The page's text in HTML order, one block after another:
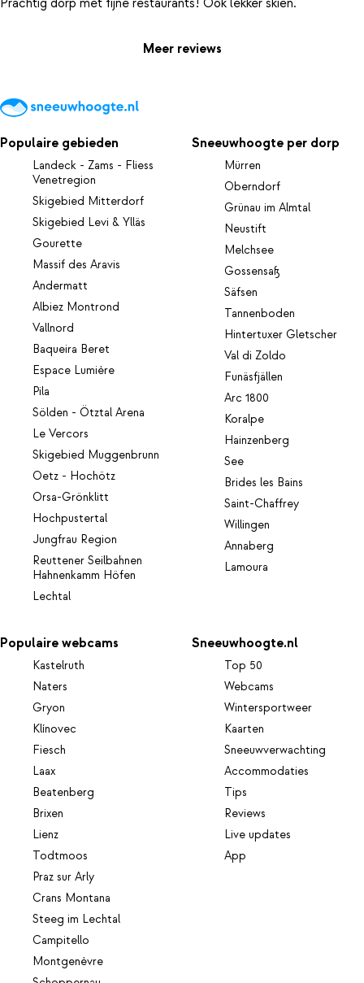
Meer reviews
Populaire gebieden
Landeck - Zams - Fliess
Venetregion
Skigebied Mitterdorf
Skigebied Levi & Ylläs
Gourette
Massif des Aravis
Andermatt
Albiez Montrond
Vallnord
Baqueira Beret
Espace Lumière
Pila
Sölden - Ötztal Arena
Le Vercors
Skigebied Muggenbrunn
Oetz - Hochötz
Orsa-Grönklitt
Hochpustertal
Jungfrau Region
Reuttener Seilbahnen
Hahnenkamm Höfen
Lechtal
Sneeuwhoogte per dorp
Mürren
Oberndorf
Grünau im Almtal
Neustift
Melchsee
Gossensaß
Säfsen
Tannenboden
Hintertuxer Gletscher
Val di Zoldo
Funäsfjällen
Arc 1800
Koralpe
Hainzenberg
See
Brides les Bains
Saint-Chaffrey
Willingen
Annaberg
Lamoura
Populaire webcams
Kastelruth
Naters
Gryon
Klínovec
Fiesch
Laax
Beatenberg
Brixen
Lienz
Todtmoos
Praz sur Arly
Crans Montana
Steeg im Lechtal
Campitello
Montgenèvre
Sneeuwhoogte.nl
Top 50
Webcams
Wintersportweer
Kaarten
Sneeuwverwachting
Accommodaties
Tips
Reviews
Live updates
App